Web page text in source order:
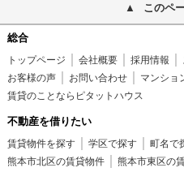
このペ
総合
トップページ 会社概要 採用情報
お客様の声
お問い合わせ
マンショ
賃貸のことならピタットハウス
不動産を借りたい
賃貸物件を探す 学区で探す 町名で
熊本市北区の賃貸物件
熊本市東区の